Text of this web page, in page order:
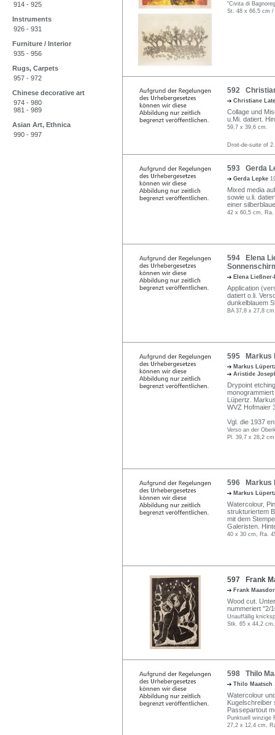
914 - 925
Instruments
926 - 931
Furniture / Interior
935 - 956
Rugs, Carpets
957 - 972
Chinese decorative art
974 - 980
981 - 989
Asian Art, Ethnica
990 - 997
"Civita di
St. 48 x 66,5 cm
592
Christiane
Collage und
u.Mi. datiert.
59,7 x 39,6 cm.
Droit-de-suite of
593 Gerda
Gerda Lepke
Mixed media
sowie u.li.
einer
42 x 60,5 cm,
594 Elena
Elena
Application
datiert o.li.
dunkelblauem
BA 37,8 x 27,8
595 Markus
Markus
Aristide
Drypoint
Lüpertz.
WVZ Hofmaier
Vgl. die 1937
Verso an der
Pl. 39,7 x 28,2
596 Markus
Markus
Watercolour,
strukturiertem
mit dem
Galeristen.
40 x 30 cm, Ra.
597 Frank
Frank
Wood cut.
nummeriert "2/
Unauffällig
Stk. 65 x 44,2
598 Thilo
Thilo Maatsch
Watercolour
Kugelschreiber
Passepartout
Punktuell winzige
27,2 x 12,4 cm,